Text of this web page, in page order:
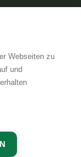
Webseiten zu
und